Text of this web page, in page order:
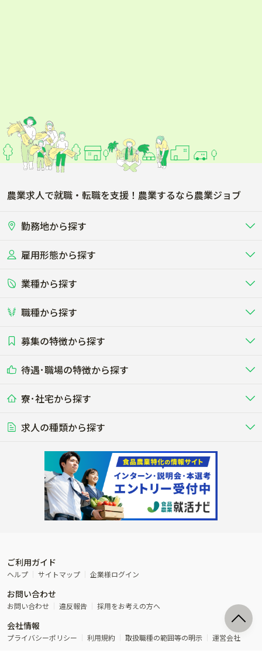
農業求人で就職・転職を支援！農業するなら農業ジョブ
勤務地から探す
北海道
関東
東海
雇用形態から探す
正社員 バイト・アルバイト・パート
短期アルバイト
その他（独立・副業など）
業種から探す
畜産（酪農･肉牛･養豚･養鶏など）
酪農
する牧場
養豚
る養豚場
レースで活躍する馬の手入れや子馬
その他畜産
その他動物の畜産業（羊、ウズラな
ど）
畑・圃場で野菜・穀物を生産 ビニールハウスで多様な野菜の生産
稲作
ビニールハウスで観賞用植物の栽
植物工場
環境制御された工場で野菜の生産管
理
農業資材･肥料
農場設備・肥料・飼料の生産・流
農業用の機械・機材の開発・販
流通･商社
農産物・農産品の物流・卸し・輸出
入
製造･加工･販売 福祉
その他農業関連企業
ネス
その他業種
木材の植林・伐採・加工、または
漁業･養殖
魚介類の採捕・養殖、または水産加
工場
職種から探す
農場･牧場･現場職
専門職（獣医師･人工授精師･
研究･開発 WEB･IT
その他職種
募集の特徴から探す
未経験歓迎
学歴不問
50代採用実績あり
AT免許OK
内定まで最短1週間 管理者･幹部採用
待遇･職場の特徴から探す
社会保険完備
食事補助あり
年間休日100日以上
経験者優遇 独立支援可能
寮･社宅から探す
単身寮あり
寮･社宅相談可
求人の種類から探す
転職おまかせ求人
ご利用ガイド
ヘルプ サイトマップ 企業様ログイン
お問い合わせ
お問い合わせ 違反報告 採用をお考えの方へ
会社情報
プライバシーポリシー 利用規約 取扱職種の範囲等の明示 運営会社